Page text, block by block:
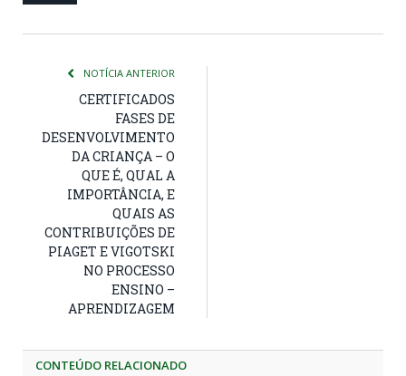
NOTÍCIA ANTERIOR
CERTIFICADOS
FASES DE
DESENVOLVIMENTO
DA CRIANÇA – O
QUE É, QUAL A
IMPORTÂNCIA, E
QUAIS AS
CONTRIBUIÇÕES DE
PIAGET E VIGOTSKI
NO PROCESSO
ENSINO –
APRENDIZAGEM
CONTEÚDO RELACIONADO